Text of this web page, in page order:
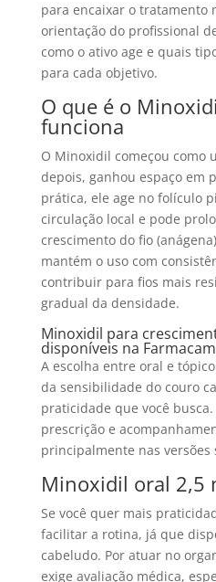
para encaixar o tratamento
orientação do profissional
como o ativo age e quais
para cada objetivo.
O que é o
funciona
O Minoxidil começou como
depois, ganhou espaço em
prática, ele age no folículo
circulação local e pode
crescimento do fio
mantém o uso com
contribuir para fios mais
gradual da densidade.
Minoxidil para
disponíveis na Farmacam
A escolha entre oral e
da sensibilidade do couro
praticidade que você
prescrição e
principalmente nas versões
Minoxidil oral 2,5
Se você quer mais
facilitar a rotina, já que
cabeludo. Por atuar no
exige avaliação médica,